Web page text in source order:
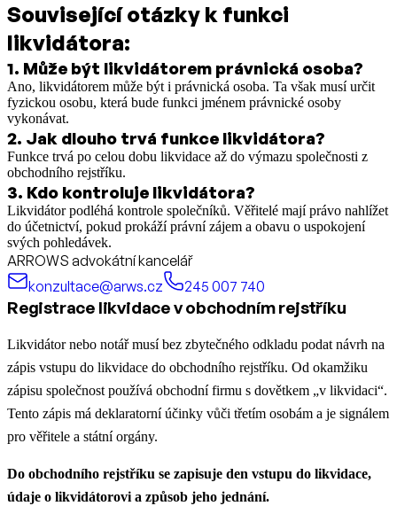
Související otázky k funkci
likvidátora:
1. Může být likvidátorem právnická osoba?
Ano, likvidátorem může být i právnická osoba. Ta však musí určit
fyzickou osobu, která bude funkci jménem právnické osoby
vykonávat.
2. Jak dlouho trvá funkce likvidátora?
Funkce trvá po celou dobu likvidace až do výmazu společnosti z
obchodního rejstříku.
3. Kdo kontroluje likvidátora?
Likvidátor podléhá kontrole společníků. Věřitelé mají právo nahlížet
do účetnictví, pokud prokáží právní zájem a obavu o uspokojení
svých pohledávek.
ARROWS advokátní kancelář
konzultace@arws.cz
245 007 740
Registrace likvidace v obchodním rejstříku
Likvidátor nebo notář musí bez zbytečného odkladu podat návrh na
zápis vstupu do likvidace do obchodního rejstříku. Od okamžiku
zápisu společnost používá obchodní firmu s dovětkem „v likvidaci“.
Tento zápis má deklaratorní účinky vůči třetím osobám a je signálem
pro věřitele a státní orgány.
Do obchodního rejstříku se zapisuje den vstupu do likvidace,
údaje o likvidátorovi a způsob jeho jednání.